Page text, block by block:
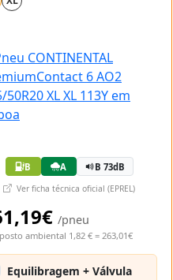
B A B 73dB
Ver ficha técnica oficial (EPREL)
/pneu
ambiental 1,82 € = 263,01€
Equilibragem + Válvula